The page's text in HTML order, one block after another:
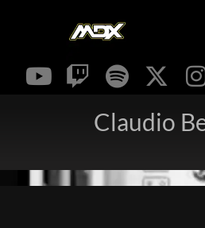
Claudio